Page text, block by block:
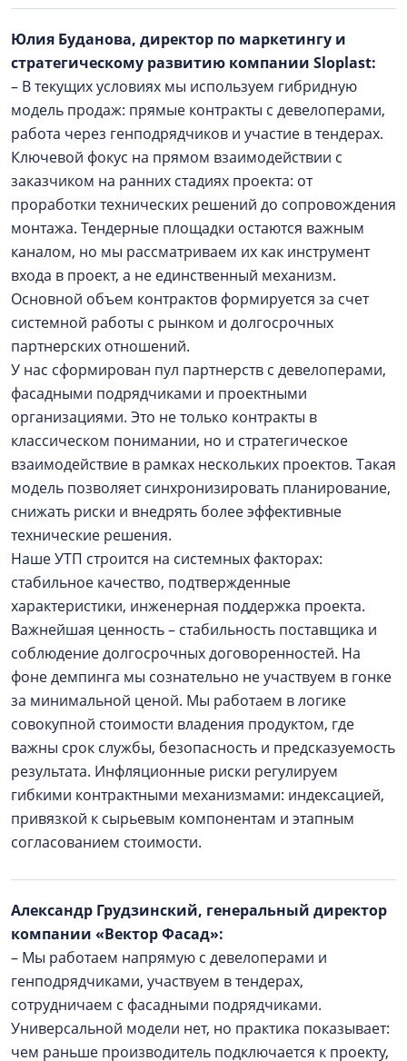
Юлия Буданова, директор по маркетингу и
стратегическому развитию компании Sloplast:
– В текущих условиях мы используем гибридную
модель продаж: прямые контракты с девелоперами,
работа через генподрядчиков и участие в тендерах.
Ключевой фокус на прямом взаимодействии с
заказчиком на ранних стадиях проекта: от
проработки технических решений до сопровождения
монтажа. Тендерные площадки остаются важным
каналом, но мы рассматриваем их как инструмент
входа в проект, а не единственный механизм.
Основной объем контрактов формируется за счет
системной работы с рынком и долгосрочных
партнерских отношений.
У нас сформирован пул партнерств с девелоперами,
фасадными подрядчиками и проектными
организациями. Это не только контракты в
классическом понимании, но и стратегическое
взаимодействие в рамках нескольких проектов. Такая
модель позволяет синхронизировать планирование,
снижать риски и внедрять более эффективные
технические решения.
Наше УТП строится на системных факторах:
стабильное качество, подтвержденные
характеристики, инженерная поддержка проекта.
Важнейшая ценность – стабильность поставщика и
соблюдение долгосрочных договоренностей. На
фоне демпинга мы сознательно не участвуем в гонке
за минимальной ценой. Мы работаем в логике
совокупной стоимости владения продуктом, где
важны срок службы, безопасность и предсказуемость
результата. Инфляционные риски регулируем
гибкими контрактными механизмами: индексацией,
привязкой к сырьевым компонентам и этапным
согласованием стоимости.
Александр Грудзинский, генеральный директор
компании «Вектор Фасад»:
– Мы работаем напрямую с девелоперами и
генподрядчиками, участвуем в тендерах,
сотрудничаем с фасадными подрядчиками.
Универсальной модели нет, но практика показывает:
чем раньше производитель подключается к проекту,